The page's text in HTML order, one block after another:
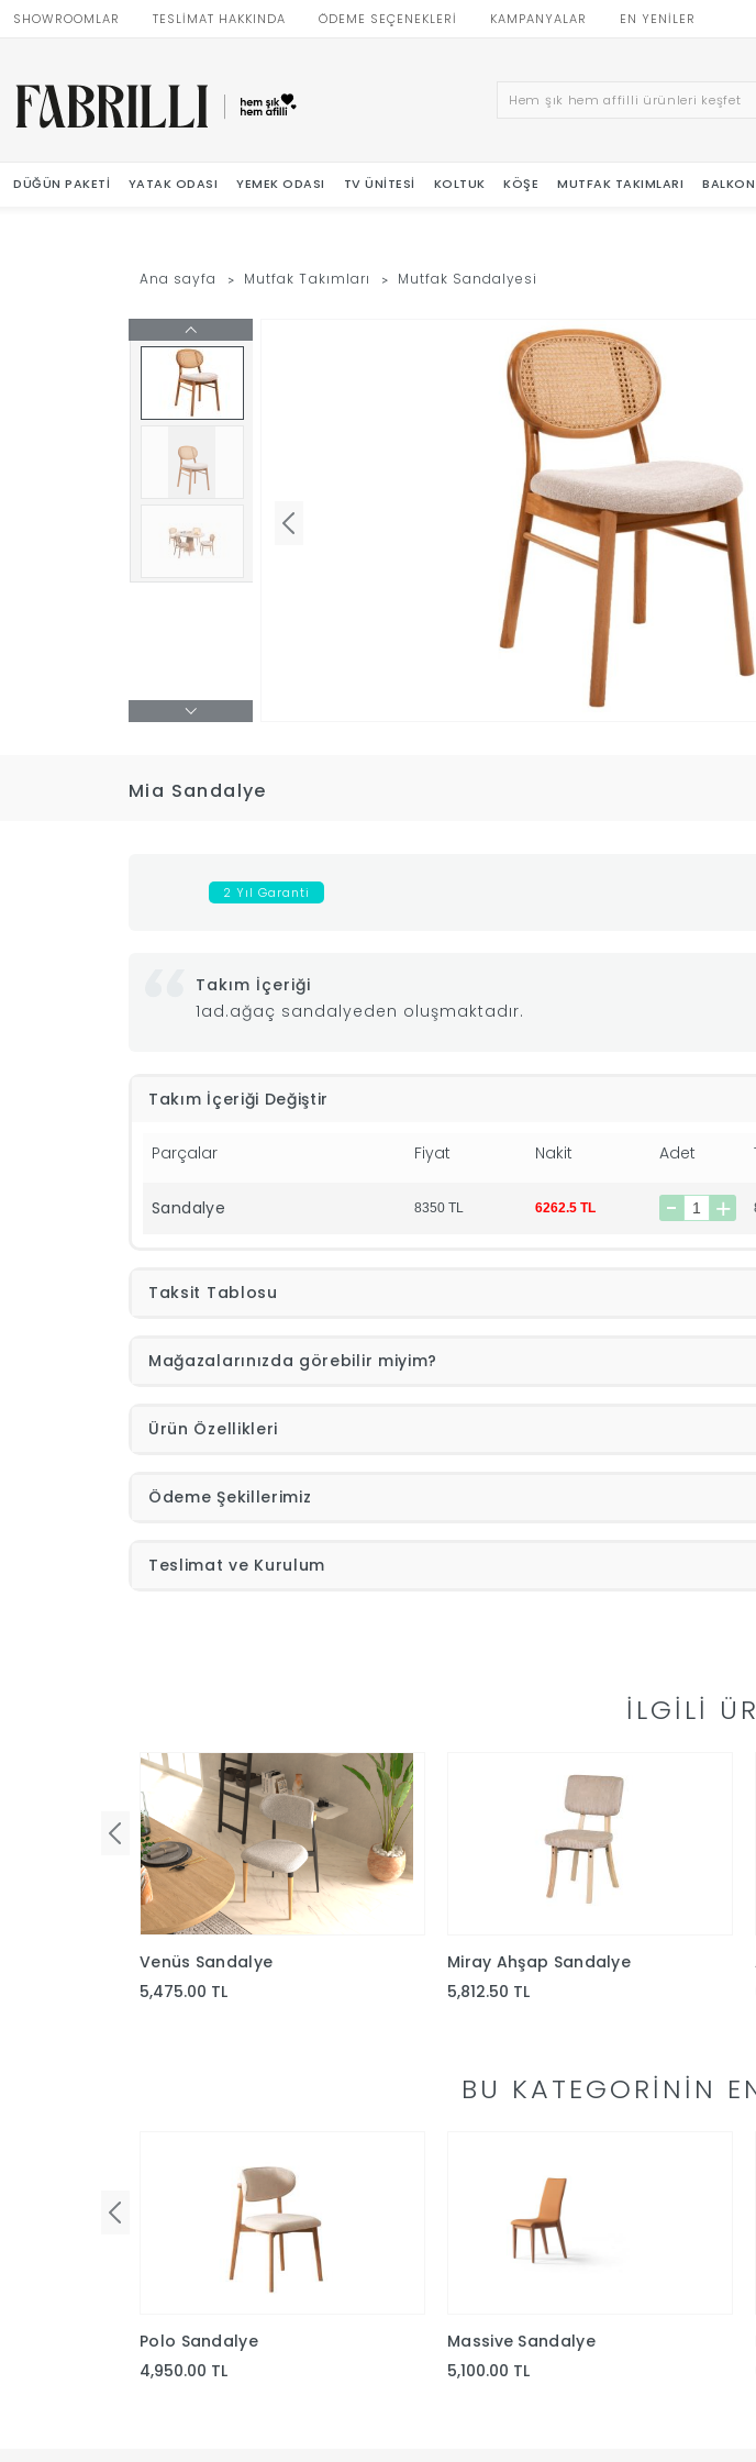
SHOWROOMLAR TESLİMAT HAKKINDA ÖDEME SEÇENEKLERİ KAMPANYALAR EN YENILER
DÜĞÜN PAKETI YATAK ODASI YEMEK ODASI TV ÜNITESI KOLTUK KÖŞE MUTFAK TAKIMLARI
Ana sayfa Mutfak Takımları Mutfak Sandalyesi
Mia Sandalye
2 Yıl Garanti
Takım İçeriği
1ad.ağaç sandalyeden oluşmaktadır.
Takım İçeriği Değiştir
Parçalar Fiyat Nakit Adet
Sandalye 8350 TL 6262.5 TL
Taksit Tablosu
Mağazalarınızda görebilir miyim?
Ürün Özellikleri
Ödeme Şekillerimiz
Teslimat ve Kurulum
İLGILI
Venüs Sandalye
5,475.00 TL
Miray Ahşap Sandalye
5,812.50 TL
BU KATEGORININ
Polo Sandalye
4,950.00 TL
Massive Sandalye
5,100.00 TL